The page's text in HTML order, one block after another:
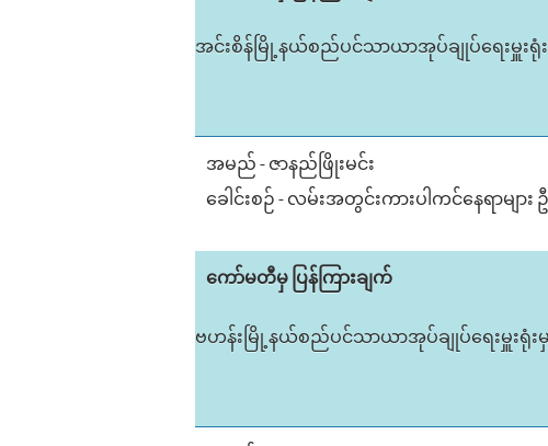
အင်းစိန်မြို့နယ်စည်ပင်သာယာအုပ်ချုပ်ရေးမှူးရုံး
အမည် - ဇာနည်ဖြိုးမင်း
ခေါင်းစဉ် - လမ်းအတွင်းကားပါကင်နေရာမျာ
ကော်မတီမှ ပြန်ကြားချက်
ဗဟန်းမြို့နယ်စည်ပင်သာယာအုပ်ချုပ်ရေးမှူးရုံးမှ